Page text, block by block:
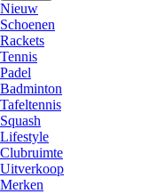
Nieuw
Schoenen
Rackets
Tennis
Padel
Badminton
Tafeltennis
Squash
Lifestyle
Clubruimte
Uitverkoop
Merken